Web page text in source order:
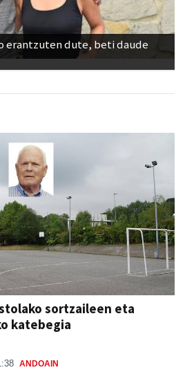
erantzuten dute, beti daude
sortzaileen eta
katebegia
ANDOAIN